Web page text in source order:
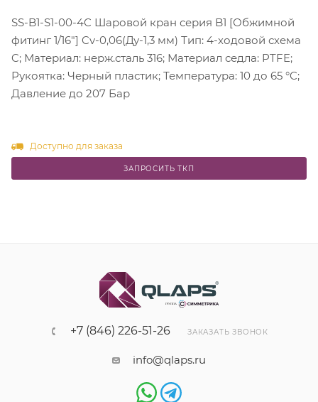
SS-B1-S1-00-4C Шаровой кран серия B1 [Обжимной
фитинг 1/16"] Cv-0,06(Ду-1,3 мм) Тип: 4-ходовой схема
C; Материал: нерж.сталь 316; Материал седла: PTFE;
Рукоятка: Черный пластик; Температура: 10 до 65 °C;
Давление до 207 Бар
Доступно для заказа
ЗАПРОСИТЬ ТКП
+7 (846) 226-51-26 ЗАКАЗАТЬ ЗВОНОК
info@qlaps.ru